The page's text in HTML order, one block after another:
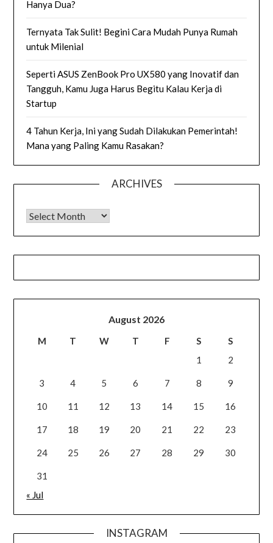
Hanya Dua?
Ternyata Tak Sulit! Begini Cara Mudah Punya Rumah
untuk Milenial
Seperti ASUS ZenBook Pro UX580 yang Inovatif dan
Tangguh, Kamu Juga Harus Begitu Kalau Kerja di
Startup
4 Tahun Kerja, Ini yang Sudah Dilakukan Pemerintah!
Mana yang Paling Kamu Rasakan?
ARCHIVES
Archives
August 2026
M T W T F S
S
1
2
3 4 5 6 7 8 9
10 11 12 13 14 15 16
17 18 19 20 21 22 23
24 25 26 27 28 29 30
31
« Jul
INSTAGRAM